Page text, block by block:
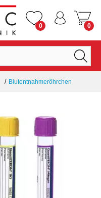
0 0
Blutentnahmeröhrchen